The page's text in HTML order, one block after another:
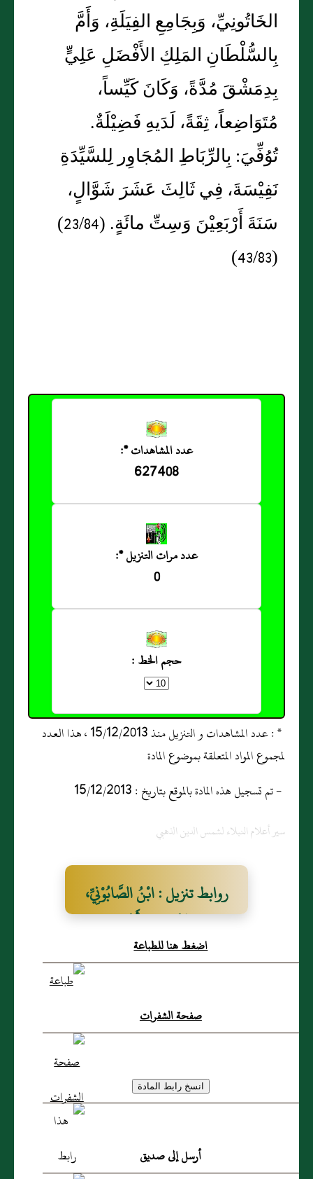
الخَاتُونِيِّ، وَبِجَامِعِ الفِيَلَةِ، وَأَمَّ
بِالسُّلْطَانِ المَلِكِ الأَفْضَلِ عَلِيٍّ
بِدِمَشْقَ مُدَّةً، وَكَانَ كَيِّساً،
مُتَوَاضِعاً، ثِقَةً، لَدَيهِ فَضِيْلَةٌ.
تُوُفِّيَ: بِالرِّبَاطِ المُجَاوِر لِلسَّيِّدَةِ
نَفِيْسَةَ، فِي ثَالِثَ عَشَرَ شَوَّالٍ،
سَنَةَ أَرْبَعِيْنَ وَسِتِّ مائَةٍ. (23/84)
(43/83)
عدد المشاهدات *:
627408
عدد مرات التنزيل *:
0
حجم الخط :
* : عدد المشاهدات و التنزيل منذ 15/12/2013 ، هذا العدد
لمجموع المواد المتعلقة بموضوع المادة
- تم تسجيل هذه المادة بالموقع بتاريخ : 15/12/2013
سير أعلام النبلاء لشمس الدين الذهبي
روابط تنزيل : ابْنُ الصَّابُوْنِيِّ،
عَلِيُّ بنُ مَحْمُوْدِ بنِ أَحْمَدَ
المَحْمُوْدِيُّ
اضغط هنا للطباعة
صفحة الشفرات
أرسل إلى صديق